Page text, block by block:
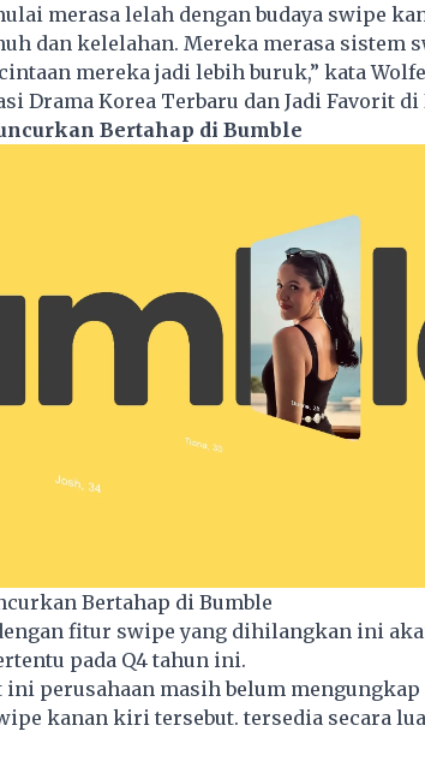
merasa lelah dengan budaya swipe
dan kelelahan. Mereka merasa sistem
mereka jadi lebih buruk,” kata
Drama Korea Terbaru dan Jadi Favorit
Bertahap di Bumble
Bertahap di Bumble
fitur swipe yang dihilangkan ini
pada Q4 tahun ini.
ini perusahaan masih belum
kanan kiri tersebut. tersedia secara